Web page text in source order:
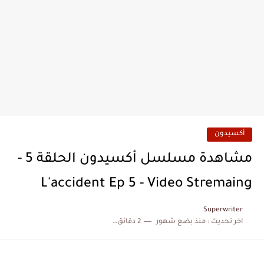
أكسيدون
مشاهدة مسلسل أكسيدون الحلقة 5 -
L'accident Ep 5 - Video Stremaing
Superwriter
اخر تحديث :منذ بضع شهور 2 دقائق للقراءة